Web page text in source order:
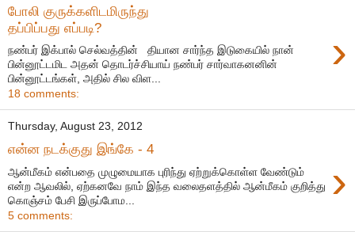
போலி குருக்களிடமிருந்து
தப்பிப்பது எப்படி?
›
நண்பர் இக்பால் செல்வத்தின் தியான சார்ந்த இடுகையில் நான்
பின்னூட்டமிட அதன் தொடர்ச்சியாய் நண்பர் சார்வாகனனின்
பின்னூட்டங்கள், அதில் சில விள...
18 comments:
Thursday, August 23, 2012
என்ன நடக்குது இங்கே - 4
›
ஆன்மீகம் என்பதை முழுமையாக புரிந்து ஏற்றுக்கொள்ள வேண்டும்
என்ற ஆவலில், ஏற்கனவே நாம் இந்த வலைதளத்தில் ஆன்மீகம் குறித்து
கொஞ்சம் பேசி இருப்போம...
5 comments: